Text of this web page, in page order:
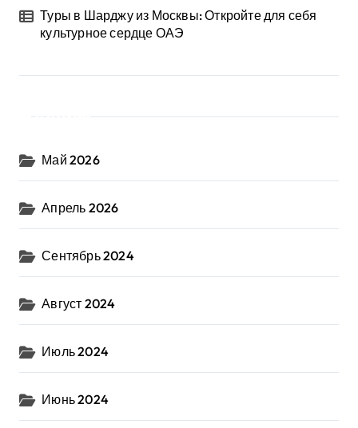
Туры в Шарджу из Москвы: Откройте для себя
культурное сердце ОАЭ
Май 2026
Апрель 2026
Сентябрь 2024
Август 2024
Июль 2024
Июнь 2024